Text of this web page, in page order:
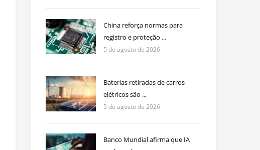
China reforça normas para
registro e proteção ...
5 de agosto de 2026
Baterias retiradas de carros
elétricos são ...
5 de agosto de 2026
Banco Mundial afirma que IA